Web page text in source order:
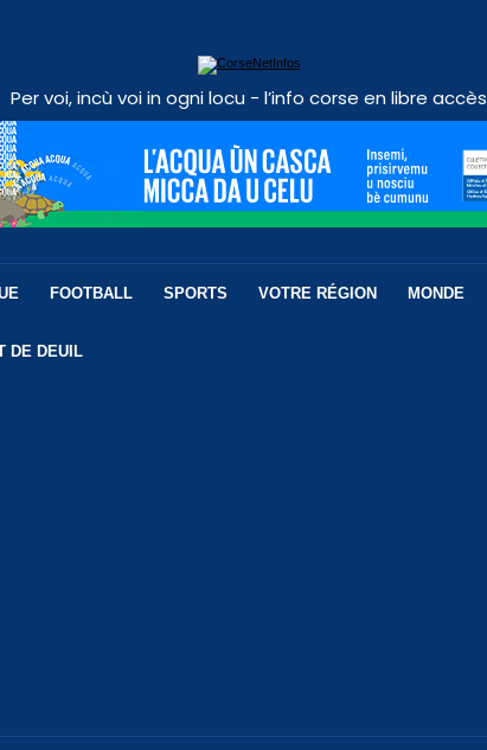
Per voi, incù voi in ogni locu - l’info corse en libre accès
FOOTBALL SPORTS VOTRE RÉGION MONDE
DE DEUIL